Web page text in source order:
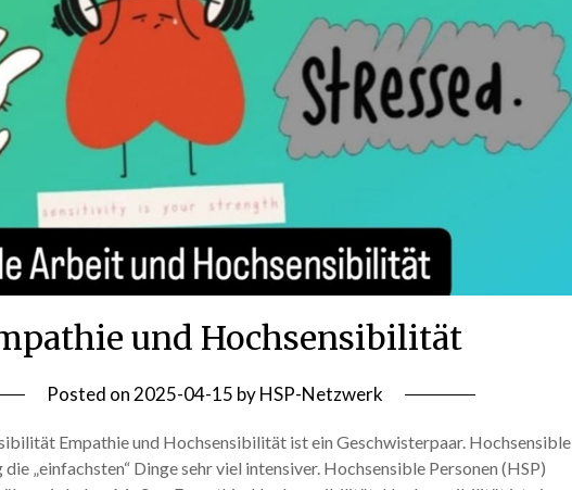
und Hochsensibilität
Posted on2025-04-15 byHSP-Netzwerk
Empathie und Hochsensibilität ist ein Geschwisterpaar. Hochsensible
„einfachsten“ Dinge sehr viel intensiver. Hochsensible Personen (HSP)